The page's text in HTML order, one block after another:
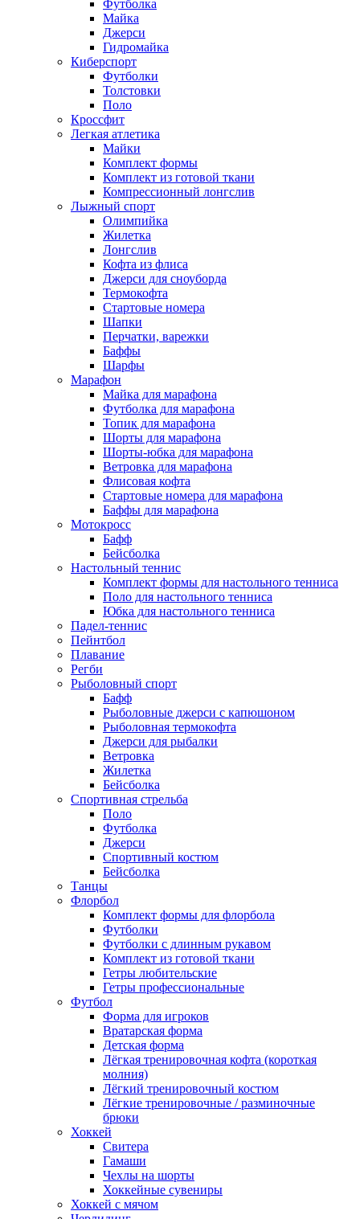
Футболка
Майка
Джерси
Гидромайка
Киберспорт
Футболки
Толстовки
Поло
Кроссфит
Легкая атлетика
Майки
Комплект формы
Комплект из готовой ткани
Компрессионный лонгслив
Лыжный спорт
Олимпийка
Жилетка
Лонгслив
Кофта из флиса
Джерси для сноуборда
Термокофта
Стартовые номера
Шапки
Перчатки, варежки
Баффы
Шарфы
Марафон
Майка для марафона
Футболка для марафона
Топик для марафона
Шорты для марафона
Шорты-юбка для марафона
Ветровка для марафона
Флисовая кофта
Стартовые номера для марафона
Баффы для марафона
Мотокросс
Бафф
Бейсболка
Настольный теннис
Комплект формы для настольного тенниса
Поло для настольного тенниса
Юбка для настольного тенниса
Падел-теннис
Пейнтбол
Плавание
Регби
Рыболовный спорт
Бафф
Рыболовные джерси с капюшоном
Рыболовная термокофта
Джерси для рыбалки
Ветровка
Жилетка
Бейсболка
Спортивная стрельба
Поло
Футболка
Джерси
Спортивный костюм
Бейсболка
Танцы
Флорбол
Комплект формы для флорбола
Футболки
Футболки с длинным рукавом
Комплект из готовой ткани
Гетры любительские
Гетры профессиональные
Футбол
Форма для игроков
Вратарская форма
Детская форма
Лёгкая тренировочная кофта (короткая
молния)
Лёгкий тренировочный костюм
Лёгкие тренировочные / разминочные
брюки
Хоккей
Свитера
Гамаши
Чехлы на шорты
Хоккейные сувениры
Хоккей с мячом